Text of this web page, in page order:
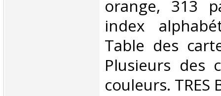
orange, 313
index
Table des
Plusieurs des
couleurs. TRES